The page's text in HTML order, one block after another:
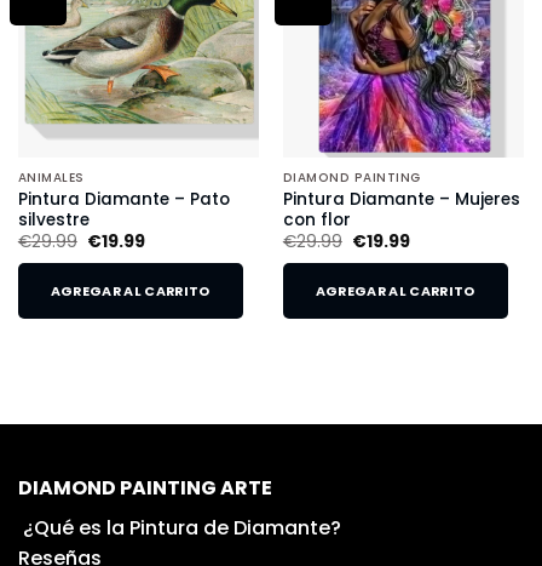
ANIMALES
Pintura Diamante – Pato
silvestre
€29.99 €19.99
AGREGAR AL CARRITO
DIAMOND PAINTING
Pintura Diamante – Mujeres
con flor
€29.99 €19.99
AGREGAR AL CARRITO
DIAMOND PAINTING ARTE
¿Qué es la Pintura de Diamante?
Reseñas